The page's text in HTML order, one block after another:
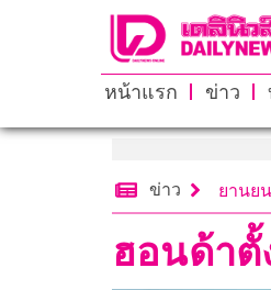
หน้าแรก ข่าว
ข่าว ยานย
ฮอนด้าตั้